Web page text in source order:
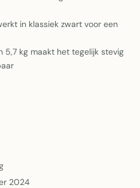
in klassiek zwart voor een
5,7 kg maakt het tegelijk stevig
2024